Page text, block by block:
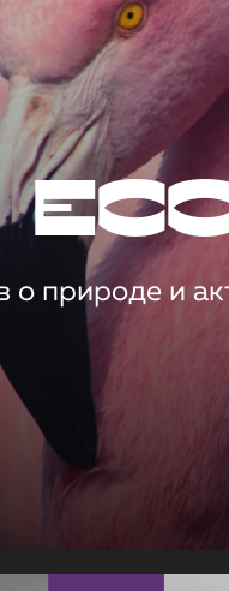
о природе и